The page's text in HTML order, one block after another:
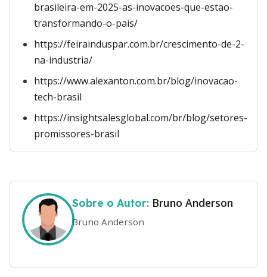
brasileira-em-2025-as-inovacoes-que-estao-
transformando-o-pais/
https://feirainduspar.com.br/crescimento-de-2-
na-industria/
https://www.alexanton.com.br/blog/inovacao-
tech-brasil
https://insightsalesglobal.com/br/blog/setores-
promissores-brasil
Sobre o Autor: Bruno Anderson
Bruno Anderson